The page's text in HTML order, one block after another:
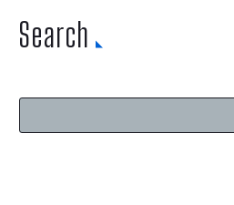
Search